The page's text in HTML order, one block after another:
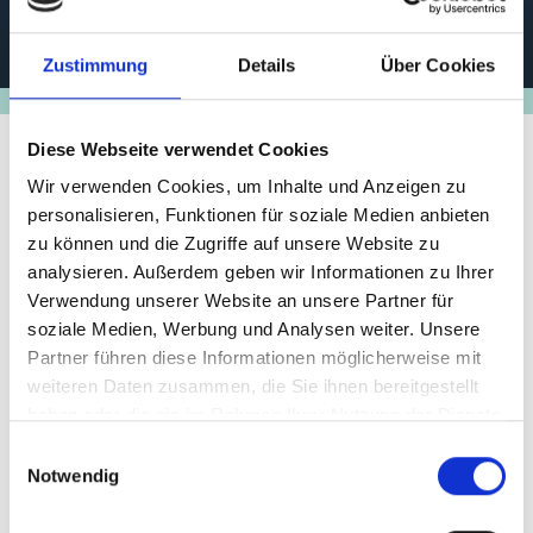
Zustimmung Details Über Cookies
Diese Webseite verwendet Cookies
Wir verwenden Cookies, um Inhalte und Anzeigen zu
personalisieren, Funktionen für soziale Medien anbieten
zu können und die Zugriffe auf unsere Website zu
analysieren. Außerdem geben wir Informationen zu Ihrer
Verwendung unserer Website an unsere Partner für
soziale Medien, Werbung und Analysen weiter. Unsere
Partner führen diese Informationen möglicherweise mit
weiteren Daten zusammen, die Sie ihnen bereitgestellt
Notwendig
Stand der
Umsetzung/Ergebnisse
Projekt ist abgeschlossen
In enger Zusammenarbeit mit allen relevanten
Sektorministerien unterstützte das Projekt das
einer Umsetzungsroadmap für den nationalen